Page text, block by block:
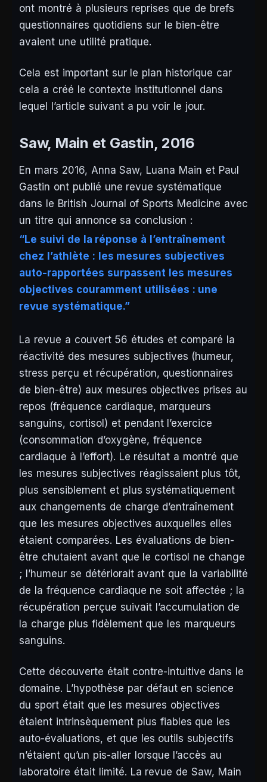
ont montré à plusieurs reprises que de brefs
questionnaires quotidiens sur le bien-être
avaient une utilité pratique.
Cela est important sur le plan historique car
cela a créé le contexte institutionnel dans
lequel l’article suivant a pu voir le jour.
Saw, Main et Gastin, 2016
En mars 2016, Anna Saw, Luana Main et Paul
Gastin ont publié une revue systématique
dans le British Journal of Sports Medicine avec
un titre qui annonce sa conclusion :
“Le suivi de la réponse à l’entraînement
chez l’athlète : les mesures subjectives
auto-rapportées surpassent les mesures
objectives couramment utilisées : une
revue systématique.”
La revue a couvert 56 études et comparé la
réactivité des mesures subjectives (humeur,
stress perçu et récupération, questionnaires
de bien-être) aux mesures objectives prises au
repos (fréquence cardiaque, marqueurs
sanguins, cortisol) et pendant l’exercice
(consommation d’oxygène, fréquence
cardiaque à l’effort). Le résultat a montré que
les mesures subjectives réagissaient plus tôt,
plus sensiblement et plus systématiquement
aux changements de charge d’entraînement
que les mesures objectives auxquelles elles
étaient comparées. Les évaluations de bien-
être chutaient avant que le cortisol ne change
; l’humeur se détériorait avant que la variabilité
de la fréquence cardiaque ne soit affectée ; la
récupération perçue suivait l’accumulation de
la charge plus fidèlement que les marqueurs
sanguins.
Cette découverte était contre-intuitive dans le
domaine. L’hypothèse par défaut en science
du sport était que les mesures objectives
étaient intrinsèquement plus fiables que les
auto-évaluations, et que les outils subjectifs
n’étaient qu’un pis-aller lorsque l’accès au
laboratoire était limité. La revue de Saw, Main